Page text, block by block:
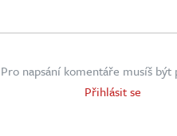
Pro napsání komentáře musíš být
Přihlásit se